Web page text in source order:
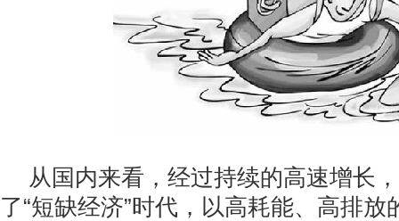
从国内来看，经过持续的高速增长
了“短缺经济”时代，以高耗能、高排